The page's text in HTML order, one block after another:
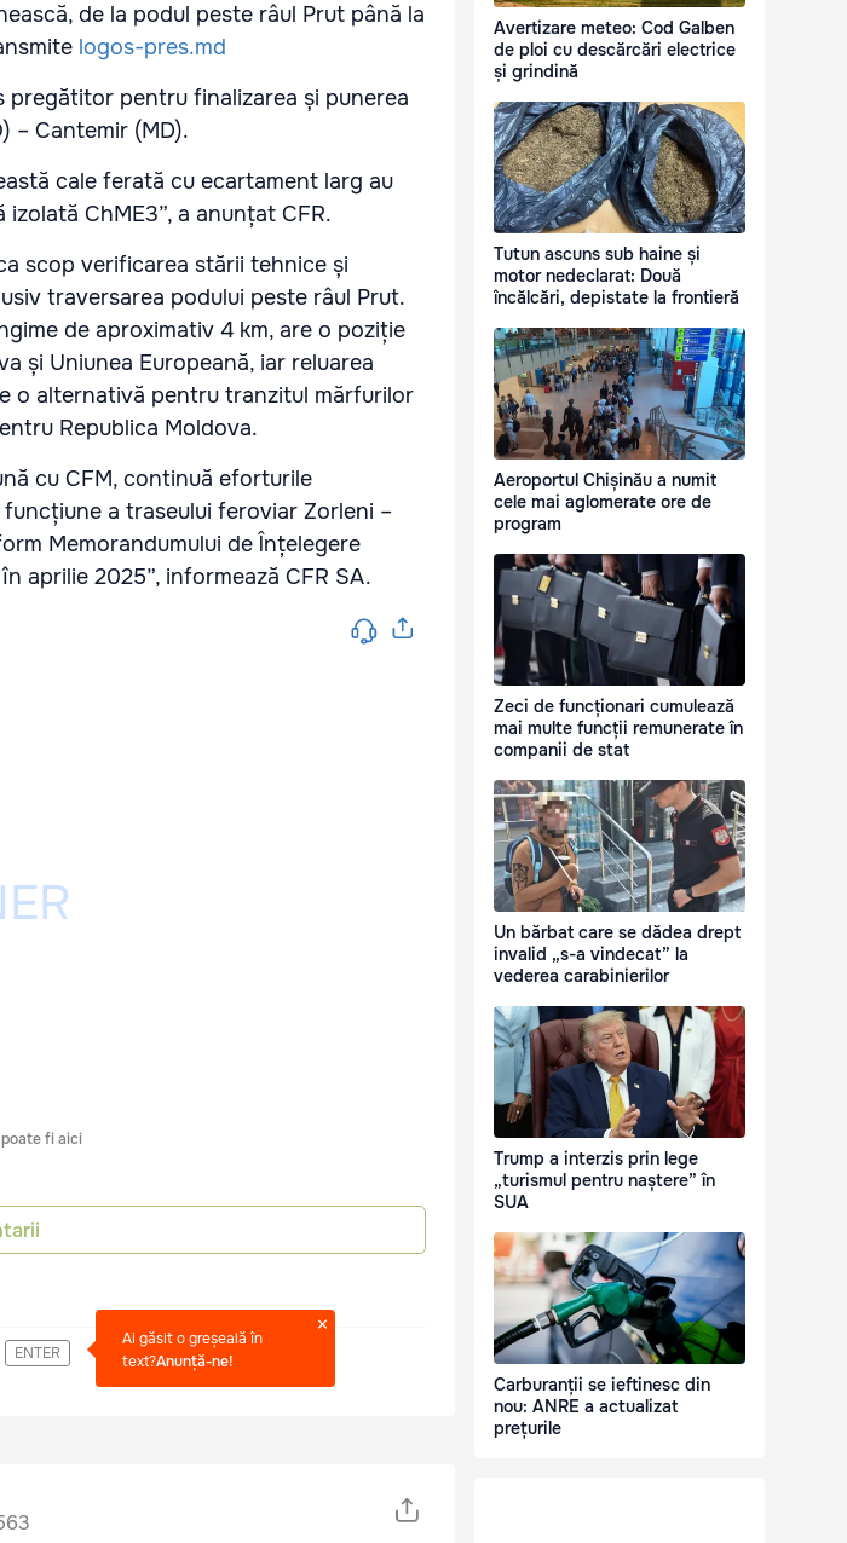
de la podul peste râul Prut până la
logos-pres.md
pentru finalizarea și punerea
– Cantemir (MD).
cale ferată cu ecartament larg au
ChME3”, a anunțat CFR.
scop verificarea stării tehnice și
traversarea podului peste râul Prut.
de aproximativ 4 km, are o poziție
și Uniunea Europeană, iar reluarea
o alternativă pentru tranzitul mărfurilor
Republica Moldova.
cu CFM, continuă eforturile
a traseului feroviar Zorleni –
Memorandumului de Înțelegere
aprilie 2025”, informează CFR SA.
fi aici
ENTER
Ai găsit o greșeală în
text?Anunță-ne!
Avertizare meteo: Cod Galben
de ploi cu descărcări electrice
și grindină
Tutun ascuns sub haine și
motor nedeclarat: Două
încălcări, depistate la frontieră
Aeroportul Chișinău a numit
cele mai aglomerate ore de
program
Zeci de funcționari cumulează
mai multe funcții remunerate în
companii de stat
Un bărbat care se dădea drept
invalid „s-a vindecat” la
vederea carabinierilor
Trump a interzis prin lege
„turismul pentru naștere” în
SUA
Carburanții se ieftinesc din
nou: ANRE a actualizat
prețurile